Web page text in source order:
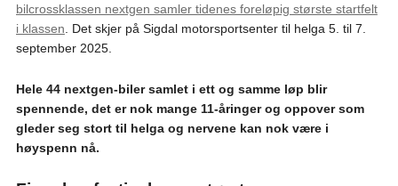
bilcrossklassen nextgen samler tidenes foreløpig største startfelt
i klassen . Det skjer på Sigdal motorsportsenter til helga 5. til 7.
september 2025.
Hele 44 nextgen-biler samlet i ett og samme løp blir
spennende, det er nok mange 11-åringer og oppover som
gleder seg stort til helga og nervene kan nok være i
høyspenn nå.